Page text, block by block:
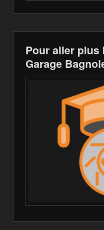
Pour aller plus
Garage